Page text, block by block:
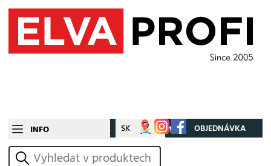
INFO CZ SK Můj účet OBJEDNÁVKA
vyhledat